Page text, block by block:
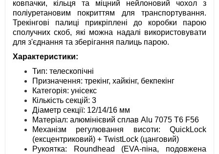
ковпачки, кільця та міцний нейлоновий чохол з
поліуретановим покриттям для транспортування.
Трекінгові палиці прикріплені до коробки парою
сполучних скоб, які можна надалі використовувати
для з'єднання та зберігання палиць парою.
Характеристики:
Тип: телескопічні
Призначення: трекінг, хайкінг, бекпекінг
Категорія: унісекс
Кількість секцій: 3
Діаметр секції: 12/14/16 мм
Матеріал: алюмінієвий сплав Alu 7075 T6 F56
Механізм регулювання висоти: QuickLock
(ексцентриковий) + TwistLock (цанговий)
Рукоятка: Roundhead (EVA-піна, подовжена